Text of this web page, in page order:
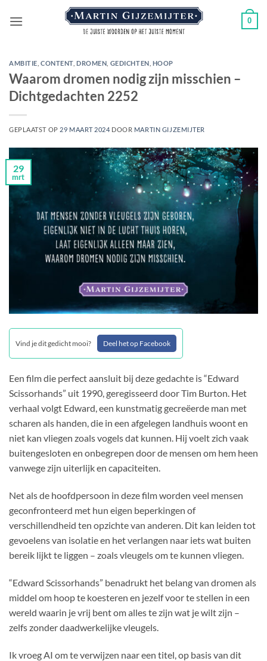
naar
0
AMBITIE ,CONTENT,DROMEN GEDICHTEN HOOP
Waarom dromen nodig zijn misschien –
Dichtgedachten 2252
GEPLAATST OP 29 MAART 2024 DOOR MARTIN GIJZEMIJTER
29
mrt
Vind je dit gedicht mooi? Deel het op Facebook
Een film die perfect aansluit bij deze gedachte is “Edward
Scissorhands” uit 1990, geregisseerd door Tim Burton. Het
verhaal volgt Edward, een kunstmatig gecreëerde man met
scharen als handen, die in een afgelegen landhuis woont en
niet kan vliegen zoals vogels dat kunnen. Hij voelt zich vaak
buitengesloten en onbegrepen door de mensen om hem heen
vanwege zijn uiterlijk en capaciteiten.
Net als de hoofdpersoon in deze film worden veel mensen
geconfronteerd met hun eigen beperkingen of
verschillendheid ten opzichte van anderen. Dit kan leiden tot
gevoelens van isolatie en het verlangen naar iets wat buiten
bereik lijkt te liggen – zoals vleugels om te kunnen vliegen.
“Edward Scissorhands” benadrukt het belang van dromen als
middel om hoop te koesteren en jezelf voor te stellen in een
wereld waarin je vrij bent om alles te zijn wat je wilt zijn –
zelfs zonder daadwerkelijke vleugels.
Ik vroeg AI om te verwijzen naar een titel, op basis van dit